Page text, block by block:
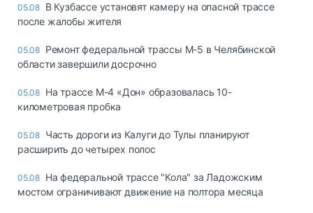
05.08 В Кузбассе установят камеру на опасной трассе
после жалобы жителя
05.08 Ремонт федеральной трассы М-5 в Челябинской
области завершили досрочно
05.08 На трассе М-4 «Дон» образовалась 10-
километровая пробка
05.08 Часть дороги из Калуги до Тулы планируют
расширить до четырех полос
05.08 На федеральной трассе "Кола" за Ладожским
мостом ограничивают движение на полтора месяца